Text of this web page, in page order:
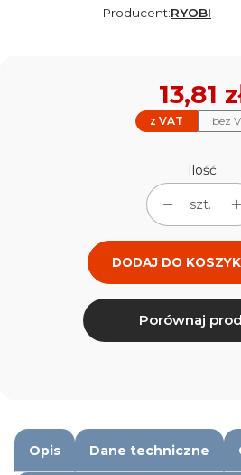
Producent:RYOBI
z VAT bez
Cena
13,81
Ilość
szt.
DODAJ DO
Porównaj
Opis Dane techniczne